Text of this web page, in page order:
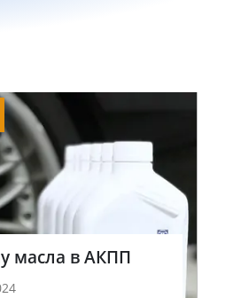
масла в АКПП